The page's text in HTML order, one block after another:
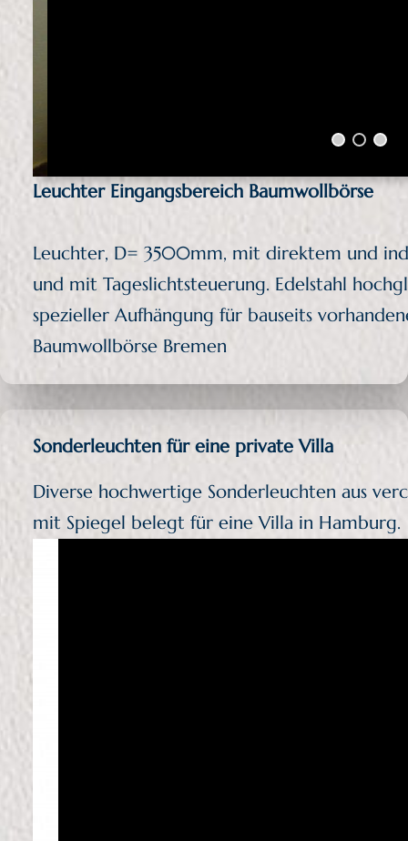
Leuchter Eingangsbereich Baumwollbörse
Leuchter, D= 3500mm, mit direktem und
und mit Tageslichtsteuerung. Edelstahl
spezieller Aufhängung für bauseits
Baumwollbörse Bremen
Sonderleuchten für eine private Villa
Diverse hochwertige Sonderleuchten aus
mit Spiegel belegt für eine Villa in Hamburg.